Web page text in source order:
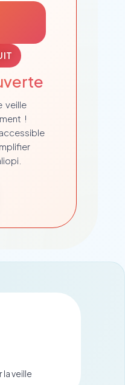
veille
!
la veille